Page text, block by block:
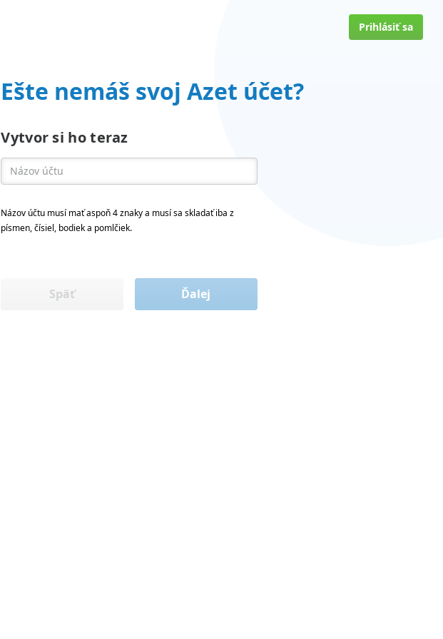
Prihlásiť sa
Ešte nemáš svoj Azet účet?
Vytvor si ho teraz
Názov účtu musí mať aspoň 4 znaky a musí sa skladať iba z
písmen, čísiel, bodiek a pomlčiek.